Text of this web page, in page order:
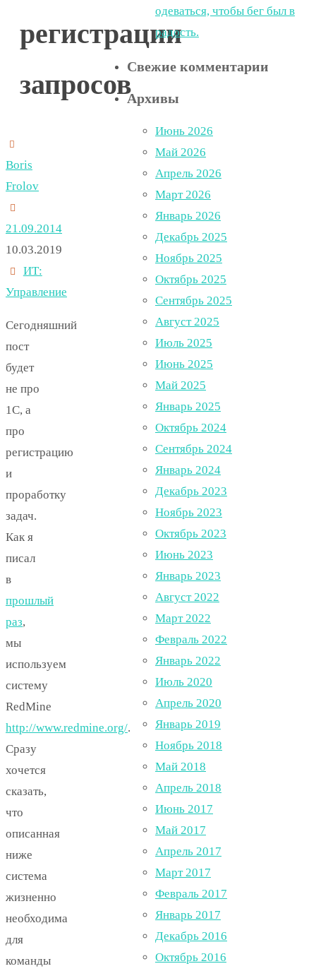
регистрации
запросов
Boris
Frolov
21.09.2014
10.03.2019
ИТ:
Управление
Сегодняшний
пост
будет
не про
1С, а
про
регистрацию
и
проработку
задач.
Как я
писал
в
прошлый
раз,
мы
используем
систему
RedMine
http://www.redmine.org/.
Сразу
хочется
сказать,
что
описанная
ниже
система
жизненно
необходима
для
команды
одеваться, чтобы бег был в
радость.
Свежие комментарии
Архивы
Июнь 2026
Май 2026
Апрель 2026
Март 2026
Январь 2026
Декабрь 2025
Ноябрь 2025
Октябрь 2025
Сентябрь 2025
Август 2025
Июль 2025
Июнь 2025
Май 2025
Январь 2025
Октябрь 2024
Сентябрь 2024
Январь 2024
Декабрь 2023
Ноябрь 2023
Октябрь 2023
Июнь 2023
Январь 2023
Август 2022
Март 2022
Февраль 2022
Январь 2022
Июль 2020
Апрель 2020
Январь 2019
Ноябрь 2018
Май 2018
Апрель 2018
Июнь 2017
Май 2017
Апрель 2017
Март 2017
Февраль 2017
Январь 2017
Декабрь 2016
Октябрь 2016